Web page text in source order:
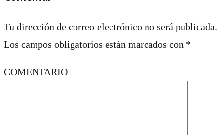
Tu dirección de correo electrónico no será publicada.
Los campos obligatorios están marcados con *
COMENTARIO